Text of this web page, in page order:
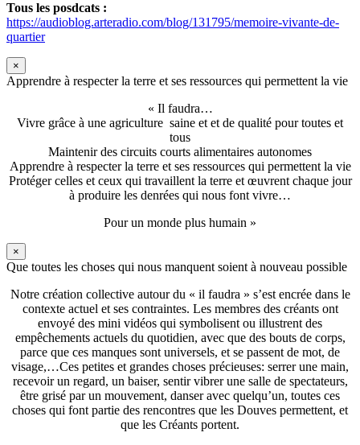
Tous les posdcats :
https://audioblog.arteradio.com/blog/131795/memoire-vivante-de-
quartier
×
Apprendre à respecter la terre et ses ressources qui permettent la vie
« Il faudra…
Vivre grâce à une agriculture saine et et de qualité pour toutes et
tous
Maintenir des circuits courts alimentaires autonomes
Apprendre à respecter la terre et ses ressources qui permettent la vie
Protéger celles et ceux qui travaillent la terre et œuvrent chaque jour
à produire les denrées qui nous font vivre…
Pour un monde plus humain »
×
Que toutes les choses qui nous manquent soient à nouveau possible
Notre création collective autour du « il faudra » s’est encrée dans le
contexte actuel et ses contraintes. Les membres des créants ont
envoyé des mini vidéos qui symbolisent ou illustrent des
empêchements actuels du quotidien, avec que des bouts de corps,
parce que ces manques sont universels, et se passent de mot, de
visage,…Ces petites et grandes choses précieuses: serrer une main,
recevoir un regard, un baiser, sentir vibrer une salle de spectateurs,
être grisé par un mouvement, danser avec quelqu’un, toutes ces
choses qui font partie des rencontres que les Douves permettent, et
que les Créants portent.